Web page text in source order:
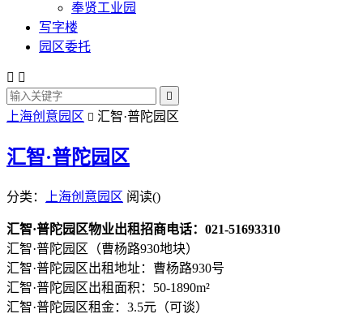
奉贤工业园
写字楼
园区委托
 

上海创意园区  汇智·普陀园区
汇智·普陀园区
分类： 上海创意园区 阅读()
汇智·普陀园区物业出租招商电话：021-51693310
汇智·普陀园区（曹杨路930地块）
汇智·普陀园区出租地址：曹杨路930号
汇智·普陀园区出租面积：50-1890m²
汇智·普陀园区租金：3.5元（可谈）